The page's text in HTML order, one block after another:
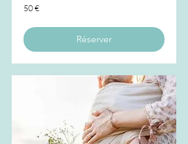
50
euros
50 €
Réserver